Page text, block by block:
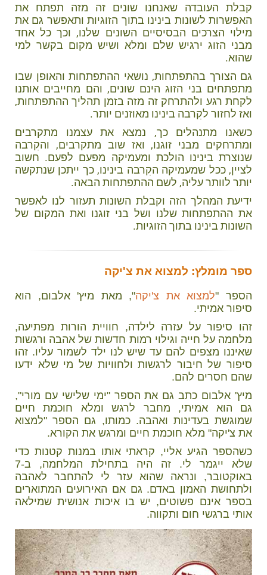
קבלת העובדה שאנחנו שונים זה מזה תפתח את
האפשרות לשונות בינינו בתוך הזוגיות ותאפשר גם את
מילוי הצרכים הבסיסיים השונים שלנו, וכך כל אחד
מבני הזוג ירגיש שלם ומלא ושיש מקום בקשר למי
שהוא.
גם הצורך בהתפתחות, נושאי ההתפתחות והאופן שבו
מתפתחים בני הזוג הינם שונים, והם מחייבים אותנו
לקחת רגע ולהתרחק זה מזה בזמן תהליך ההתפתחות,
ואז לחזור לקִרבה בינינו מאוזנים יותר.
כשאנו מתנהלים כך, נמצא את עצמנו מתקרבים
ומתרחקים מבני זוגנו, ואז שוב מתקרבים, והקִרבה
שנוצרת בינינו הולכת ומעמיקה מפעם לפעם. חשוב
לציין, ככל שמעמיקה הקִרבה בינינו, כך ייתכן שנתקשה
יותר לוותר עליה, לשם ההתפתחות הבאה.
ידיעת המהלך הזה וקבלת השונות תעזור לנו לאפשר
את ההתפתחות שלנו ושל בני זוגנו ואת המקום של
השונות בינינו בתוך הזוגיות.
ספר מומלץ: למצוא את צ'יקה
הספר "למצוא את צ'יקה", מאת מיץ' אלבום, הוא
סיפור אמיתי.
זהו סיפור על עזרה לילדה, חוויית הורות מפתיעה,
מלחמה על חייה וגילוי רמות חדשות של אהבה ורגשות
שאיננו מצפים להם עד שיש לנו ילד לשמור עליו. זהו
סיפור של חיבור לרגשות ולחוויות של מי שלא ידעו
שהם חסרים להם.
מיץ' אלבום כתב גם את הספר "ימי שלישי עם מורי",
גם הוא אמיתי, מחבר לרגש ומלא חוכמת חיים
שמוגשת בעדינות ואהבה. כמותו, גם הספר "למצוא
את צ'יקה" מלא חוכמת חיים ומרגש את הקורא.
כשהספר הגיע אליי, קראתי אותו במנות קטנות כדי
שלא ייגמר לי. זה היה בתחילת המלחמה, ב-7
באוקטובר, ונראה שהוא עזר לי להתחבר לאהבה
ולתחושת האמון באדם. גם אם האירועים המתוארים
בספר אינם פשוטים, יש בו איכות אנושית שמילאה
אותי ברגשי חום ותקווה.